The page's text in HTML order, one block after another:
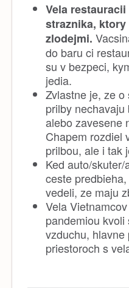
Vela
straznika,
zlodejmi.
do baru ci
su v bezpeci,
jedia.
Zvlastne je, ze
prilby
alebo zavesene
Chapem rozdiel
prilbou, ale i tak
Ked auto/
ceste
vedeli, ze maju
Vela
pandemiou
vzduchu,
priestoroch s